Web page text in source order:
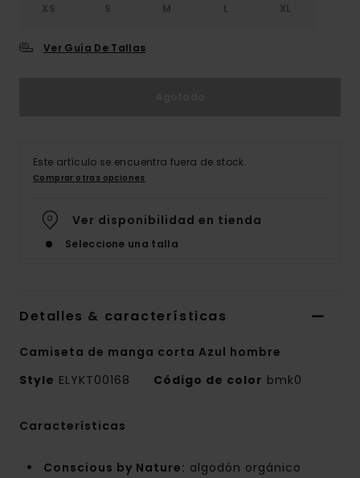
XS S M L XL
Ver Guía De Tallas
Este artículo se encuentra fuera de stock.
Comprar otras opciones
Ver disponibilidad en tienda
Seleccione una talla
Detalles & características
Camiseta de manga corta Azul hombre
Style ELYKT00168 Código de color bmk0
Características
Conscious by Nature: algodón orgánico